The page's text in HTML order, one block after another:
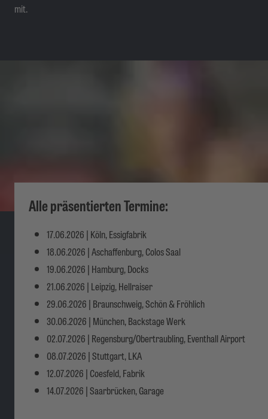
mit.
Alle präsentierten Termine:
17.06.2026 | Köln, Essigfabrik
18.06.2026 | Aschaffenburg, Colos Saal
19.06.2026 | Hamburg, Docks
21.06.2026 | Leipzig, Hellraiser
29.06.2026 | Braunschweig, Schön & Fröhlich
30.06.2026 | München, Backstage Werk
02.07.2026 | Regensburg/Obertraubling, Eventhall Airport
08.07.2026 | Stuttgart, LKA
12.07.2026 | Coesfeld, Fabrik
14.07.2026 | Saarbrücken, Garage